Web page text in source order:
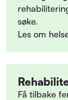
søke.
Les om
Få tilbake